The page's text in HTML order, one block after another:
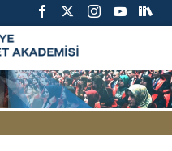
AKADEMİSİ